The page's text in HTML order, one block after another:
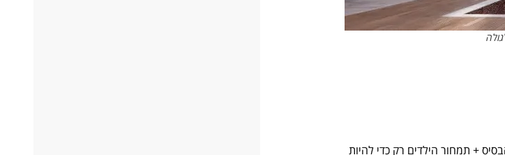
+ תמחור הילדים רק כדי להיות